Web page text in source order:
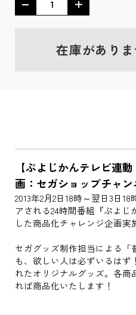
在庫があり
【ぷよじかんテレビ連
画：セガショップチャン
2013年2月2日18時～翌日3日
アされる24時間番組『ぷよ
した商品化チャレンジ企画実
セガグッズ制作担当による「
も、欲しい人は必ずいるは
れたオリジナルグッズ。各商
れば商品化いたします！